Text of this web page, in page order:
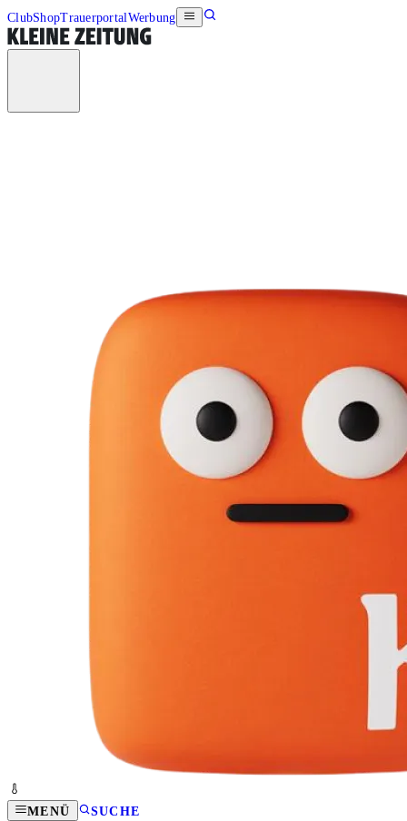
ClubShopTrauerportalWerbung
MENÜ SUCHE